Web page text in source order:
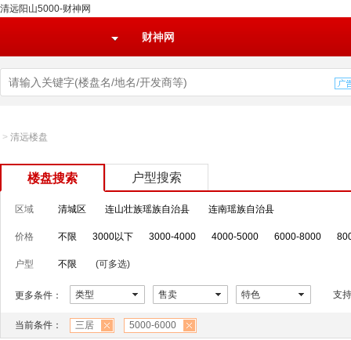
清远阳山5000-财神网
财神网
> 清远楼盘
楼盘搜索 户型搜索
区域 清城区 连山壮族瑶族自治县 连南瑶族自治县
价格 不限 3000以下 3000-4000 4000-5000 6000-8000
户型 不限 (可多选)
更多条件： 类型 售卖 特色 支
当前条件： 三居 5000-6000